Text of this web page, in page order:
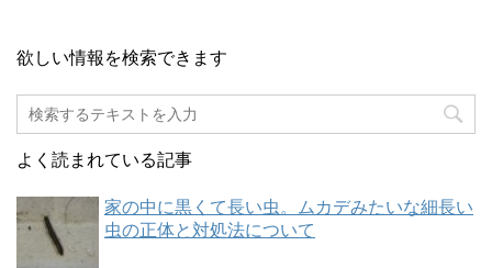
欲しい情報を検索できます
よく読まれている記事
家の中に黒くて長い虫。ムカデみたいな細長い
虫の正体と対処法について